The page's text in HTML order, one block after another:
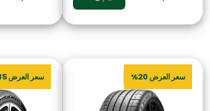
سعر العرض 20% سعر العرض 35%